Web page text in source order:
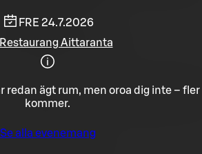
FRE 24.7.2026
Restaurang Aittaranta
redan ägt rum, men oroa dig inte – fler
kommer.
Se alla evenemang